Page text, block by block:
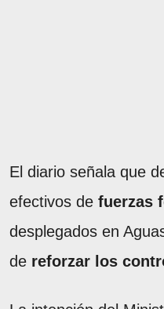
El diario señala que
efectivos de fuerzas
desplegados en
de reforzar los